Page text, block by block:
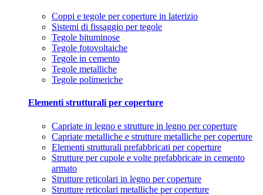
Coppi e tegole per coperture in laterizio
Sistemi di fissaggio per tegole
Tegole bituminose
Tegole fotovoltaiche
Tegole in cemento
Tegole metalliche
Tegole polimeriche
Elementi strutturali per coperture
Capriate in legno e strutture in legno per coperture
Capriate metalliche e strutture metalliche per coperture
Elementi strutturali prefabbricati per coperture
Strutture per cupole e volte prefabbricate in cemento
armato
Strutture reticolari in legno per coperture
Strutture reticolari metalliche per coperture